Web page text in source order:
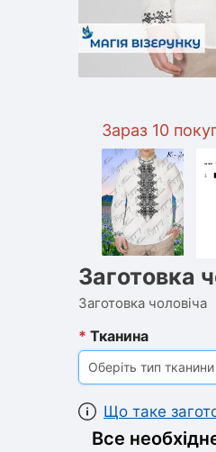
Зараз 10 покупців
Заготовка
Заготовка чоловіча
* Тканина
Оберіть тип тканини
Що таке
Все